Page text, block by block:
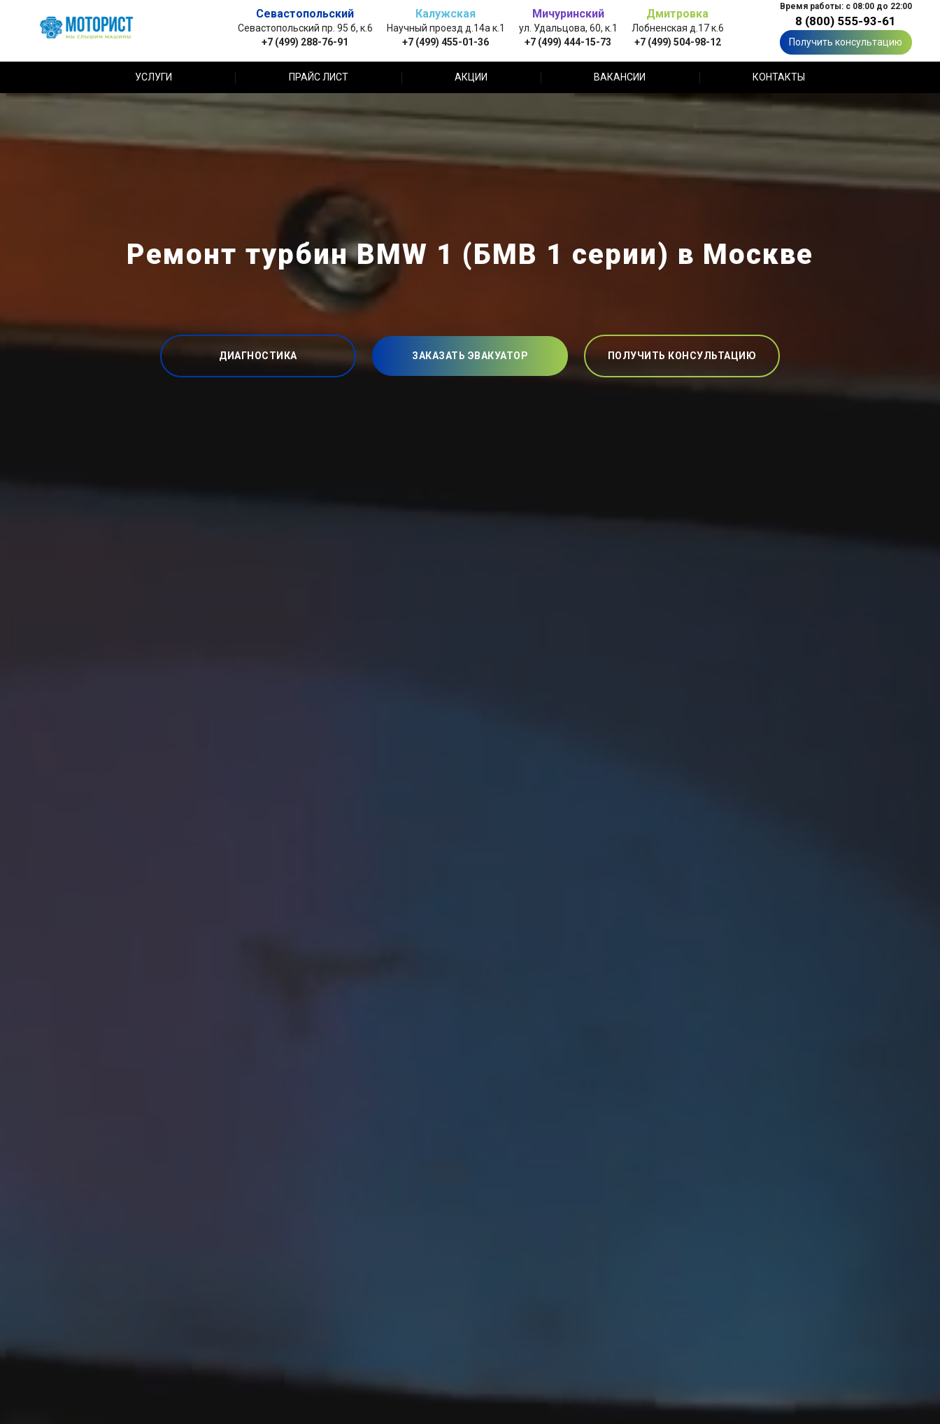
Севастопольский
Севастопольский пр. 95 б, к.6
+7 (499) 288-76-91
Калужская
Научный проезд д.14а к.1
+7 (499) 455-01-36
Мичуринский
ул. Удальцова, 60, к.1
+7 (499) 444-15-73
Дмитровка
Лобненская д.17 к.6
+7 (499) 504-98-12
Время работы: с 08:00 до 22:00
8 (800) 555-93-61
Получить консультацию
УСЛУГИ ПРАЙС ЛИСТ АКЦИИ ВАКАНСИИ КОНТАКТЫ
Ремонт турбин BMW 1 (БМВ 1 серии) в Москве
ДИАГНОСТИКА ЗАКАЗАТЬ ЭВАКУАТОР ПОЛУЧИТЬ КОНСУЛЬТАЦИЮ